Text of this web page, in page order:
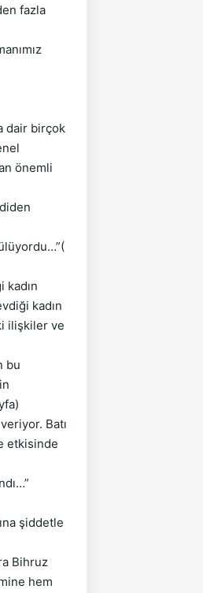
fazla
dair birçok
önemli
kadın
kadın
ilişkiler ve
bu
Batı
etkisinde
şiddetle
Bihruz
hem